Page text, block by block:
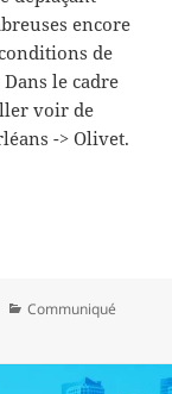
encore
de
le cadre
voir de
-> Olivet.
qu’il nous faut
Catégories
Communiqué